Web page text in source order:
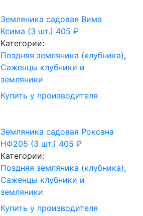
Земляника садовая Вима
Ксима (3 шт.) 405 ₽
Категории:
Поздняя земляника (клубника),
Саженцы клубники и
земляники
Купить у производителя
Земляника садовая Роксана
НФ205 (3 шт.) 405 ₽
Категории:
Поздняя земляника (клубника),
Саженцы клубники и
земляники
Купить у производителя